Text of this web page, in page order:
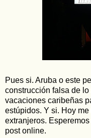
Pues si. Aruba o este
construcción falsa de
vacaciones caribeñas
estúpidos. Y si. Hoy
extranjeros.
post online.